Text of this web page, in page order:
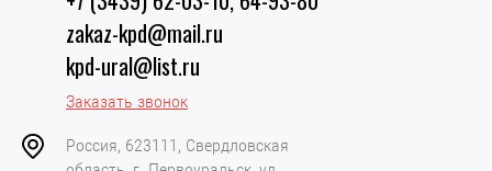
zakaz-kpd@mail.ru
kpd-ural@list.ru
Заказать звонок
Россия, 623111, Свердловская